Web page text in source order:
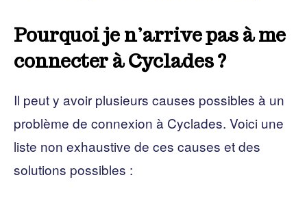
Pourquoi je n’arrive pas à me
connecter à Cyclades ?
Il peut y avoir plusieurs causes possibles à un
problème de connexion à Cyclades. Voici une
liste non exhaustive de ces causes et des
solutions possibles :